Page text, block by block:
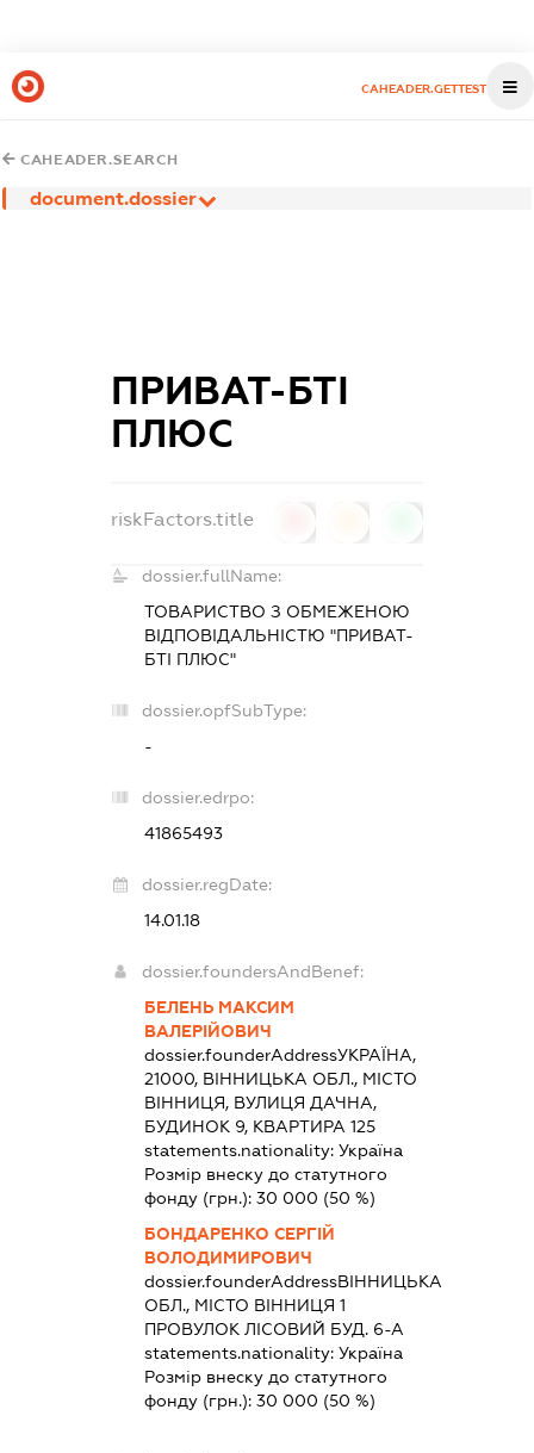
CAHEADER.GETTEST
CAHEADER.SEARCH
document.dossier
ПРИВАТ-БТІ
ПЛЮС
riskFactors.title
dossier.fullName:
ТОВАРИСТВО З ОБМЕЖЕНОЮ
ВІДПОВІДАЛЬНІСТЮ "ПРИВАТ-
БТІ ПЛЮС"
dossier.opfSubType:
-
dossier.edrpo:
41865493
dossier.regDate:
14.01.18
dossier.foundersAndBenef:
БЕЛЕНЬ МАКСИМ
ВАЛЕРІЙОВИЧ
dossier.founderAddressУКРАЇНА,
21000, ВІННИЦЬКА ОБЛ., МІСТО
ВІННИЦЯ, ВУЛИЦЯ ДАЧНА,
БУДИНОК 9, КВАРТИРА 125
statements.nationality:Україна
Розмір внеску до статутного
фонду (грн.):30 000 (50 %)
БОНДАРЕНКО СЕРГІЙ
ВОЛОДИМИРОВИЧ
dossier.founderAddressВІННИЦЬКА
ОБЛ., МІСТО ВІННИЦЯ 1
ПРОВУЛОК ЛІСОВИЙ БУД. 6-А
statements.nationality:Україна
Розмір внеску до статутного
фонду (грн.):30 000 (50 %)